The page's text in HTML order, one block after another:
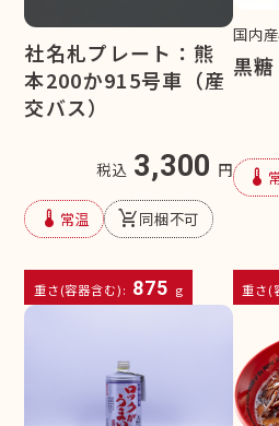
社名札プレート：熊
本200か915号車（産
交バス）
税込 3,300 円
device_thermostat 常温 remove_shopping_cart同梱不可
重さ(容器含む): 875 g
国内
黒
device_thermostat
重さ(